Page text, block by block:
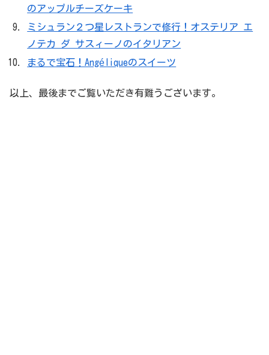
のアップルチーズケーキ
ミシュラン２つ星レストランで修行！オステリア エ
ノテカ ダ サスィーノのイタリアン
まるで宝石！Angéliqueのスイーツ
以上、最後までご覧いただき有難うございます。